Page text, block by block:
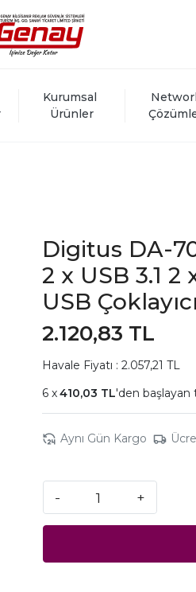
Kurumsal
Ürünler
Digitus DA-
2 x USB 3.1 2
USB Çoklayıcı
2.120,83 TL
Havale Fiyatı : 2.057,21 TL
410,03 TL'den başlayan
Aynı Gün Kargo
- +